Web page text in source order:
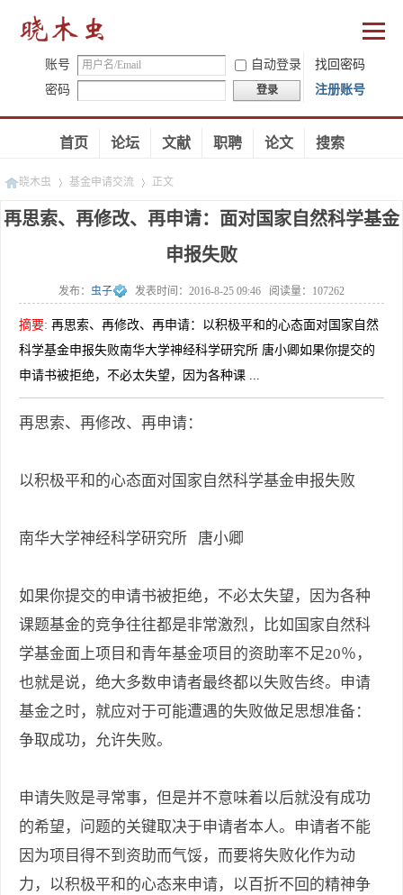
账号 自动登录
找回密码
密码
登录 注册账号
首页 论坛 文献 职聘 论文 搜索
晓木虫 基金申请交流 正文
再思索、再修改、再申请：面对国家自然科学基金
申报失败
发布： 虫子 发表时间： 2016-8-25 09:46 阅读量： 107262
摘要: 再思索、再修改、再申请：以积极平和的心态面对国家自然
科学基金申报失败南华大学神经科学研究所 唐小卿如果你提交的
申请书被拒绝，不必太失望，因为各种课 ...
再思索、再修改、再申请：
以积极平和的心态面对国家自然科学基金申报失败
南华大学神经科学研究所 唐小卿
如果你提交的申请书被拒绝，不必太失望，因为各种
课题基金的竞争往往都是非常激烈，比如国家自然科
学基金面上项目和青年基金项目的资助率不足20％，
也就是说，绝大多数申请者最终都以失败告终。申请
基金之时，就应对于可能遭遇的失败做足思想准备：
争取成功，允许失败。
申请失败是寻常事，但是并不意味着以后就没有成功
的希望，问题的关键取决于申请者本人。申请者不能
因为项目得不到资助而气馁，而要将失败化作为动
力，以积极平和的心态来申请，以百折不回的精神争